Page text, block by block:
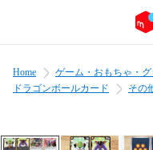
Home ゲーム・おもちゃ・
ドラゴンボールカード
その